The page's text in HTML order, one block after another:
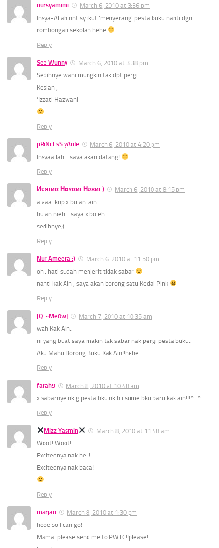
nursyamimi
March 6, 2010 at 3:36 pm
Insya-Allah nnt sy ikut ‘menyerang’ pesta buku nanti dgn
rombongan sekolah.hehe
Reply
See Wunny
March 6, 2010 at 3:38 pm
Sedihnye wani mungkin tak dpt pergi
Kesian ,
‘Izzati Hazwani
Reply
pRiNcEsS yAnIe
March 6, 2010 at 4:20 pm
Insyaallah… saya akan datang!
Reply
Иʋяιиα Ħαʏαиι Ħʋƨиι:)
March 6, 2010 at 8:15 pm
alaaa. knp x bulan lain..
bulan nieh… saya x boleh..
sedihnye;(
Reply
Nur Ameera :)
March 6, 2010 at 11:50 pm
oh , hati sudah menjerit tidak sabar
nanti kak Ain , saya akan borong satu Kedai Pink
Reply
[Qt~Me0w]
March 7, 2010 at 10:35 am
wah Kak Ain..
ni yang buat saya makin tak sabar nak pergi pesta buku..
Aku Mahu Borong Buku Kak Ain!!hehe.
Reply
farah9
March 8, 2010 at 10:48 am
x sabarnye nk g pesta bku nk bli sume bku baru kak ain!!!^_^
Reply
Mizz Yasmin
March 8, 2010 at 11:48 am
Woot! Woot!
Excitednya nak beli!
Excitednya nak baca!
Reply
marjan
March 8, 2010 at 1:30 pm
hope so I can go!~
Mama..please send me to PWTC!!please!